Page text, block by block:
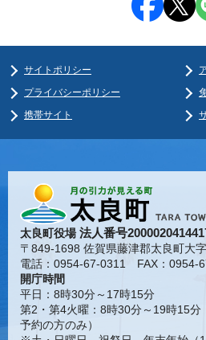
サイトポリシー
プライバシーポリシー
携帯サイト
太良町役場法人番号
〒849-1698 佐賀県藤津郡太良町大
電話：0954-67-0311 FAX：0954-
開庁時間
平日：8時30分～17時15分
第2・第4火曜：8時30分～19時15分
予約の方のみ）